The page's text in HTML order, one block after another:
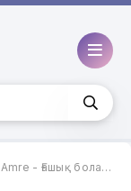
Amre - Ғашық боламын өзіңе әр кездескен сайын